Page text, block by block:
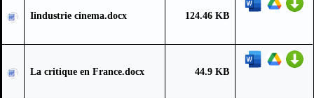
Iindustrie cinema.docx 124.46 KB
La critique en France.docx 44.9 KB